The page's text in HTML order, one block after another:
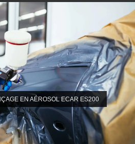
EN AÉROSOL ECAR ES200